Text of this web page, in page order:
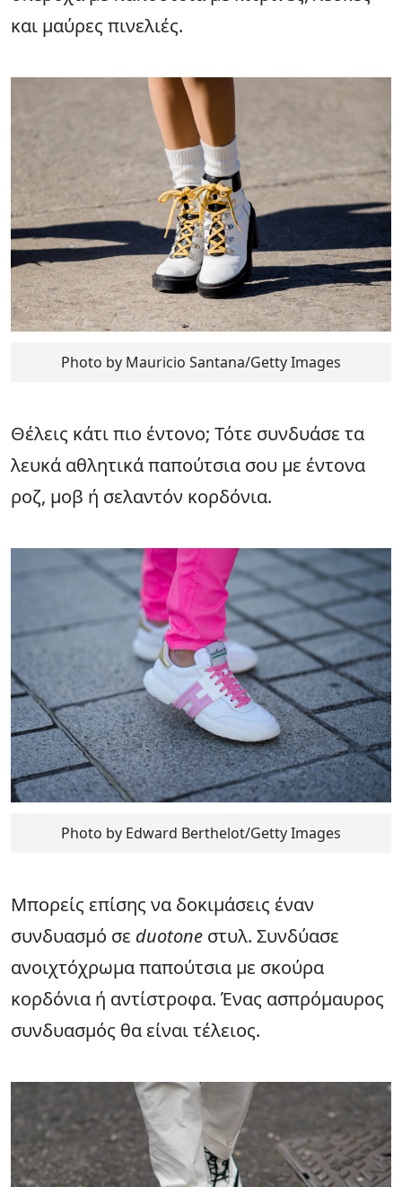
και μαύρες πινελιές.
Photo by Mauricio Santana/Getty Images
Θέλεις κάτι πιο έντονο; Τότε συνδυάσε τα
λευκά αθλητικά παπούτσια σου με έντονα
ροζ, μοβ ή σελαντόν κορδόνια.
Photo by Edward Berthelot/Getty Images
Μπορείς επίσης να δοκιμάσεις έναν
συνδυασμό σε duotone στυλ. Συνδύασε
ανοιχτόχρωμα παπούτσια με σκούρα
κορδόνια ή αντίστροφα. Ένας ασπρόμαυρος
συνδυασμός θα είναι τέλειος.